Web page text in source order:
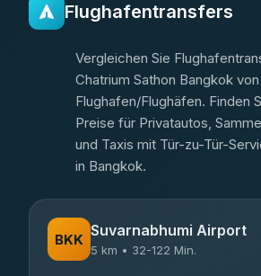
Flughafentransfers
Vergleichen Sie
Chatrium Sathon Bangkok
Flughafen/Flughäfen. Finden
Preise für Privatautos,
und Taxis mit Tür-zu-Tür-
in Bangkok.
BKK Suvarnabhumi Airport
5 km • 32-122 Min.